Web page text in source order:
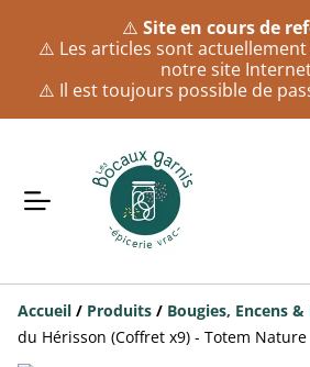
⚠️ Site en cours de
⚠️ Les articles sont
notre site
⚠️ Il est toujours possible de
Accueil / Produits / Bougies, Encens
du Hérisson (Coffret x9) - Totem Nature